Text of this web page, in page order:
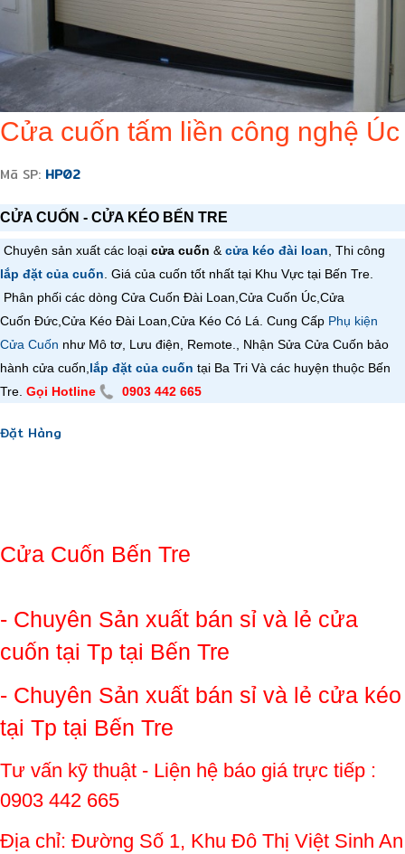
Cửa cuốn tấm liền công nghệ Úc
Mã SP: HP02
CỬA CUỐN - CỬA KÉO BẾN TRE
Chuyên sản xuất các loại cửa cuốn &cửa kéo đài loan, Thi công
lắp đặt của cuốn. Giá của cuốn tốt nhất tại Khu Vực tại Bến Tre.
Phân phối các dòng Cửa Cuốn Đài Loan,Cửa Cuốn Úc,Cửa
Cuốn Đức,Cửa Kéo Đài Loan,Cửa Kéo Có Lá. Cung Cấp Phụ kiện
Cửa Cuốn như Mô tơ, Lưu điện, Remote., Nhận Sửa Cửa Cuốn bảo
hành cửa cuốn,lắp đặt của cuốn tại Ba Tri Và các huyện thuộc Bến
Tre. Gọi Hotline 0903 442 665
Đặt Hàng
Cửa Cuốn Bến Tre
- Chuyên Sản xuất bán sỉ và lẻ cửa
cuốn tại Tp tại Bến Tre
- Chuyên Sản xuất bán sỉ và lẻ cửa kéo
tại Tp tại Bến Tre
Tư vấn kỹ thuật - Liện hệ báo giá trực tiếp :
0903 442 665
Địa chỉ: Đường Số 1, Khu Đô Thị Việt Sinh An